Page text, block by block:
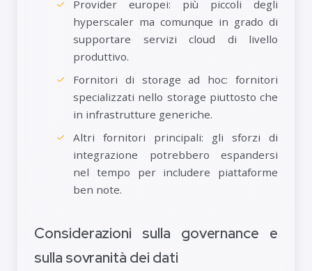
Provider europei: più piccoli degli
hyperscaler ma comunque in grado di
supportare servizi cloud di livello
produttivo.
Fornitori di storage ad hoc: fornitori
specializzati nello storage piuttosto che
in infrastrutture generiche.
Altri fornitori principali: gli sforzi di
integrazione potrebbero espandersi
nel tempo per includere piattaforme
ben note.
Considerazioni sulla governance e
sulla sovranità dei dati